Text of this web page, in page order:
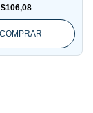
COMPRAR